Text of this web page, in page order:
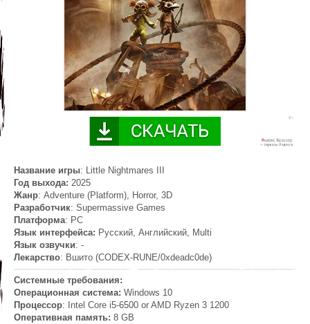
Название игры: Little Nightmares III
Год выхода: 2025
Жанр: Adventure (Platform), Horror, 3D
Разработчик: Supermassive Games
Платформа: PC
Язык интерфейса: Русский, Английский, Multi
Язык озвучки: -
Лекарство: Вшито (CODEX-RUNE/0xdeadc0de)
Системные требования:
Операционная система: Windows 10
Процессор: Intel Core i5-6500 or AMD Ryzen 3 1200
Оперативная память: 8 GB